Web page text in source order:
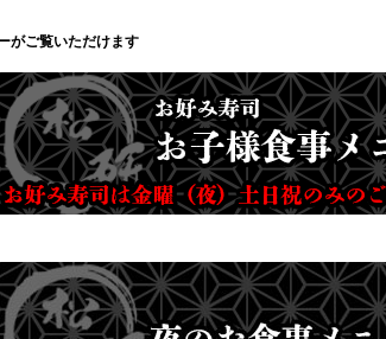
がご覧いただけます